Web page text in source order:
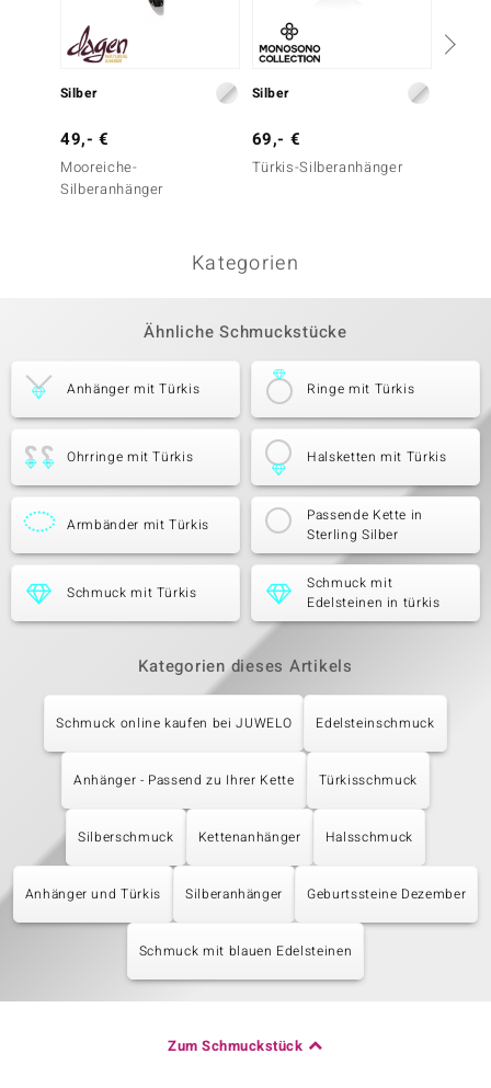
Silber
49,- €
Mooreiche-
Silberanhänger
Silber
69,- €
Türkis-Silberanhänger
Kategorien
Ähnliche Schmuckstücke
Anhänger mit Türkis Ringe mit Türkis
Ohrringe mit Türkis Halsketten mit Türkis
Armbänder mit Türkis
Passende Kette in
Sterling Silber
Schmuck mit Türkis
Schmuck mit
Edelsteinen in türkis
Kategorien dieses Artikels
Schmuck online kaufen bei JUWELO Edelsteinschmuck
Anhänger - Passend zu Ihrer Kette Türkisschmuck
Silberschmuck Kettenanhänger Halsschmuck
Anhänger und Türkis Silberanhänger Geburtssteine Dezember
Schmuck mit blauen Edelsteinen
Zum Schmuckstück